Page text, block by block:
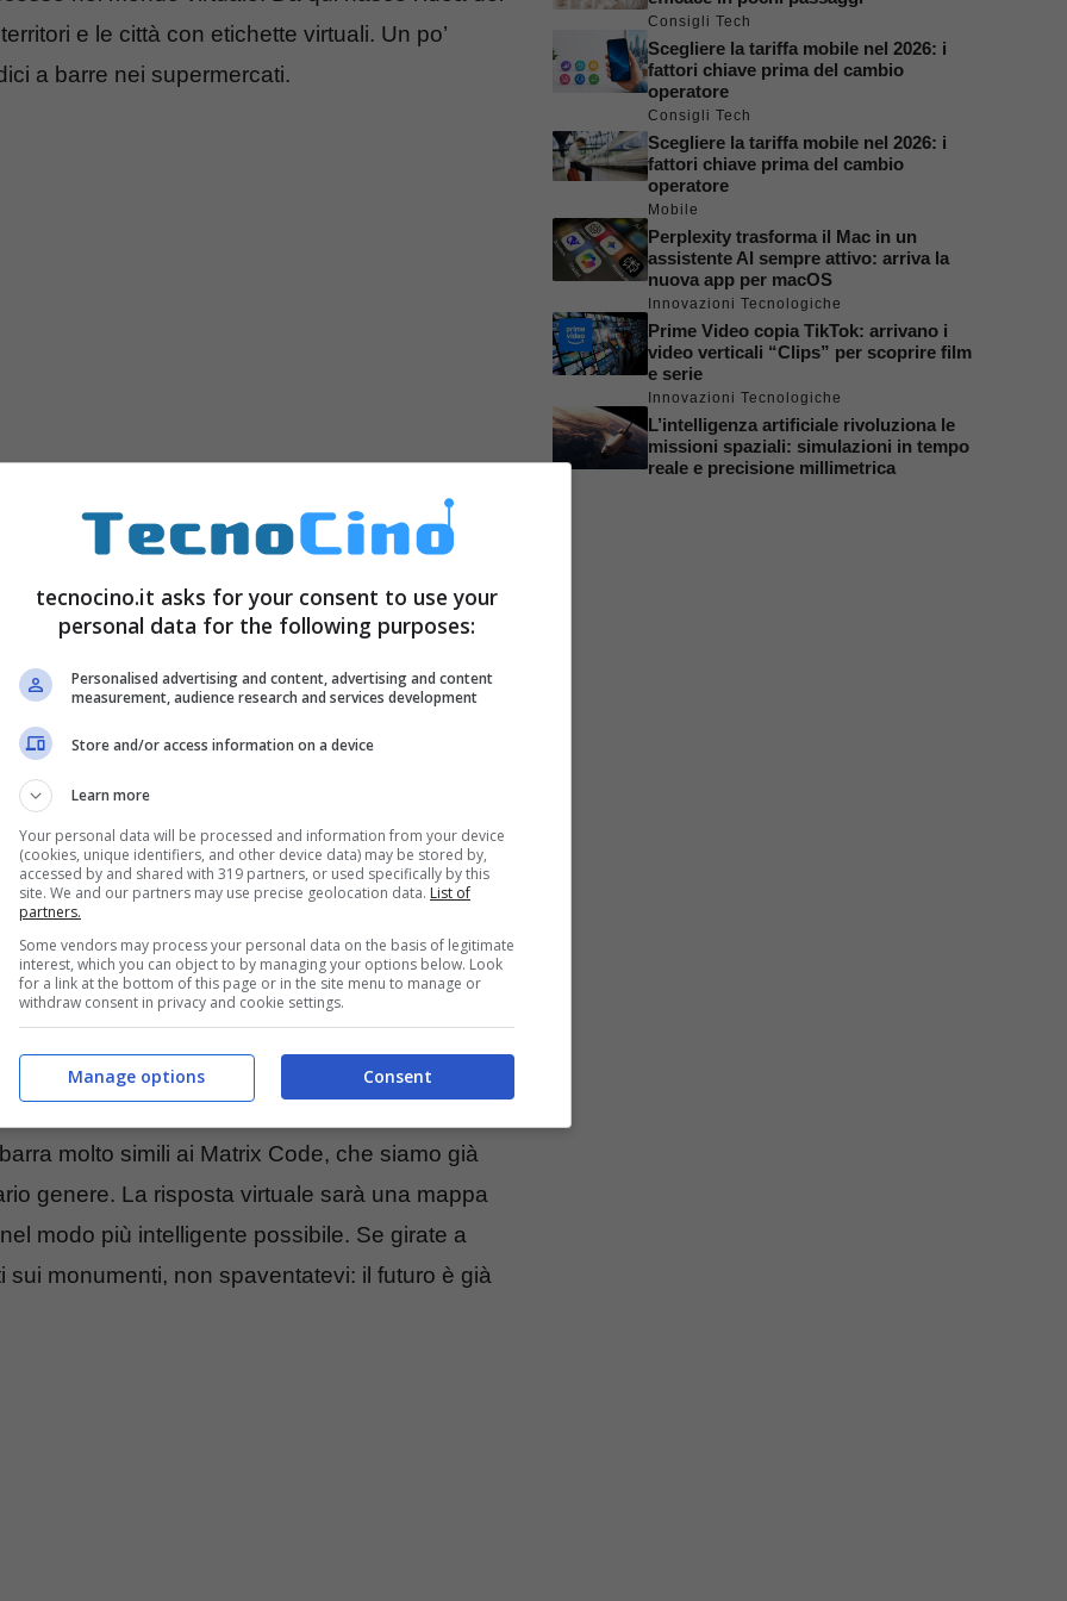
e le città con etichette virtuali. Un po’
a barre nei supermercati.
torinese sono gli sms, gli mms, i codici a
sui muri. Il tutto potrà essere liberamente
le nostre città in questo modo?
e intelligenti. Un esperimento del genere
della Memoria, quando il Lab ha organizzato
questa idea. Ma non solo: già in
Notte Della Taranta.
molto simili ai Matrix Code, che siamo già
genere. La risposta virtuale sarà una mappa
modo più intelligente possibile. Se girate a
monumenti, non spaventatevi: il futuro è già
Consigli Tech
Scegliere la tariffa mobile nel 2026: i
fattori chiave prima del cambio
operatore
Consigli Tech
Scegliere la tariffa mobile nel 2026: i
fattori chiave prima del cambio
operatore
Mobile
Perplexity trasforma il Mac in un
assistente AI sempre attivo: arriva la
nuova app per macOS
Innovazioni Tecnologiche
Prime Video copia TikTok: arrivano i
video verticali “Clips” per scoprire film
e serie
Innovazioni Tecnologiche
L’intelligenza artificiale rivoluziona le
missioni spaziali: simulazioni in tempo
reale e precisione millimetrica
tecnocino.it asks for your consent to use your
personal data for the following purposes:
Personalised advertising and content, advertising and content
measurement, audience research and services development
Store and/or access information on a device
Learn more
Your personal data will be processed and information from your device
(cookies, unique identifiers, and other device data) may be stored by,
accessed by and shared with 319 partners, or used specifically by this
site. We and our partners may use precise geolocation data. List of
partners.
Some vendors may process your personal data on the basis of legitimate
interest, which you can object to by managing your options below. Look
for a link at the bottom of this page or in the site menu to manage or
withdraw consent in privacy and cookie settings.
Consent
Manage options